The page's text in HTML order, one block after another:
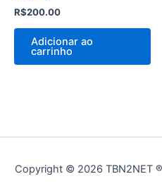
R$200.00
Adicionar ao
carrinho
Copyright © 2026 TBN2NET